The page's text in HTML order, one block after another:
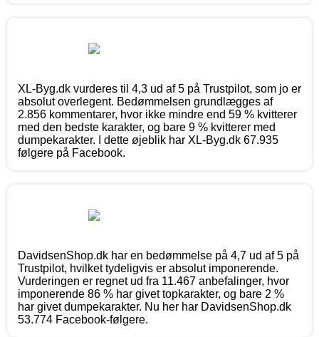
XL-Byg.dk vurderes til 4,3 ud af 5 på Trustpilot, som jo er
absolut overlegent. Bedømmelsen grundlægges af
2.856 kommentarer, hvor ikke mindre end 59 % kvitterer
med den bedste karakter, og bare 9 % kvitterer med
dumpekarakter. I dette øjeblik har XL-Byg.dk 67.935
følgere på Facebook.
DavidsenShop.dk har en bedømmelse på 4,7 ud af 5 på
Trustpilot, hvilket tydeligvis er absolut imponerende.
Vurderingen er regnet ud fra 11.467 anbefalinger, hvor
imponerende 86 % har givet topkarakter, og bare 2 %
har givet dumpekarakter. Nu her har DavidsenShop.dk
53.774 Facebook-følgere.